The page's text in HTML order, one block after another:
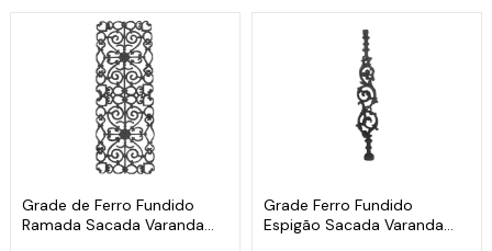
Grade de Ferro Fundido
Ramada Sacada Varanda
Grade Ferro Fundido
Espigão Sacada Varanda